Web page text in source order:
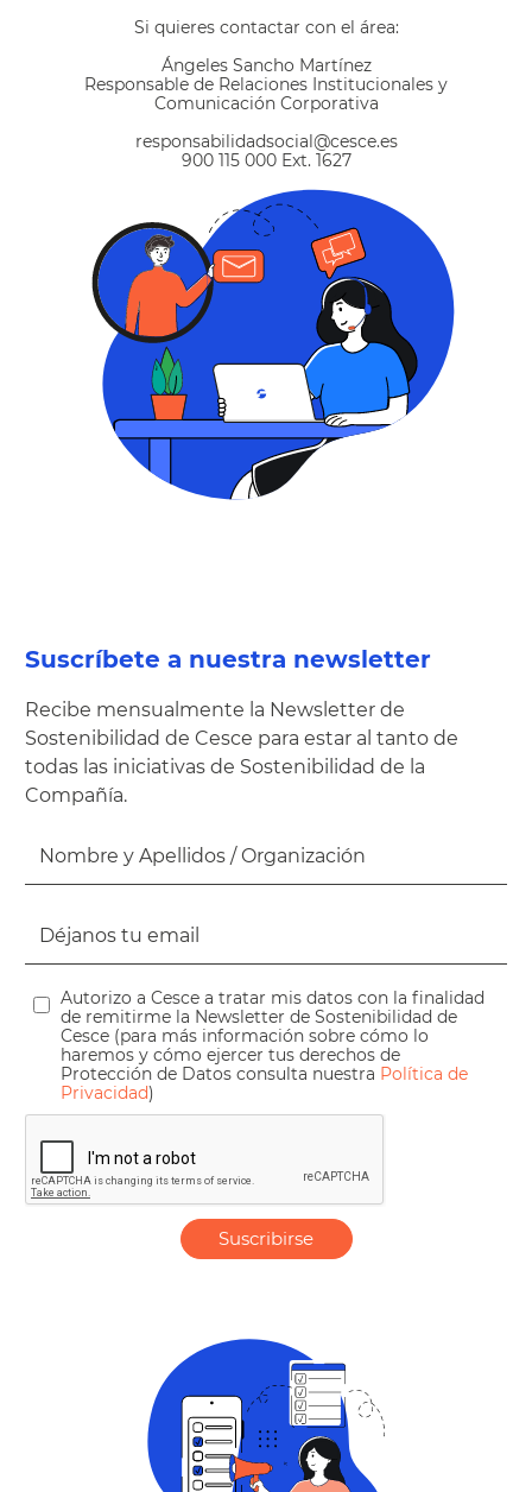
Si quieres contactar con el área:
Ángeles Sancho Martínez
Responsable de Relaciones Institucionales y
Comunicación Corporativa
responsabilidadsocial@cesce.es
900 115 000 Ext. 1627
Suscríbete a nuestra newsletter
Recibe mensualmente la Newsletter de
Sostenibilidad de Cesce para estar al tanto de
todas las iniciativas de Sostenibilidad de la
Compañía.
Autorizo a Cesce a tratar mis datos con la finalidad
de remitirme la Newsletter de Sostenibilidad de
Cesce (para más información sobre cómo lo
haremos y cómo ejercer tus derechos de
Protección de Datos consulta nuestra Política de
Privacidad)
Suscribirse